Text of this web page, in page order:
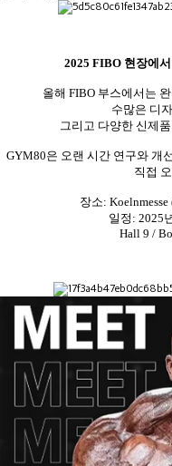
2025 FIBO 현장에서
올해 FIBO 부스에서는
수많은 디
그리고 다양한 신제품
GYM80은 오랜 시간 연구와 개
직접
장소:
일정: 2025
Hall 9 /